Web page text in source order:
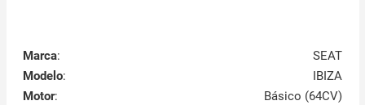
Marca:
SEAT
Modelo:
IBIZA
Motor:
Básico (64CV)